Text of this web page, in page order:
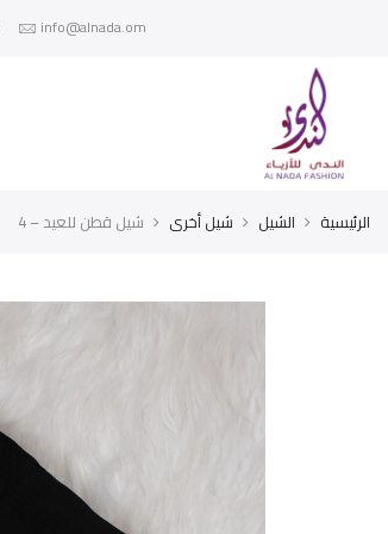
info@alnada.om
الرئيسية الشيل شيل أخرى شيل قطن للعيد – 4